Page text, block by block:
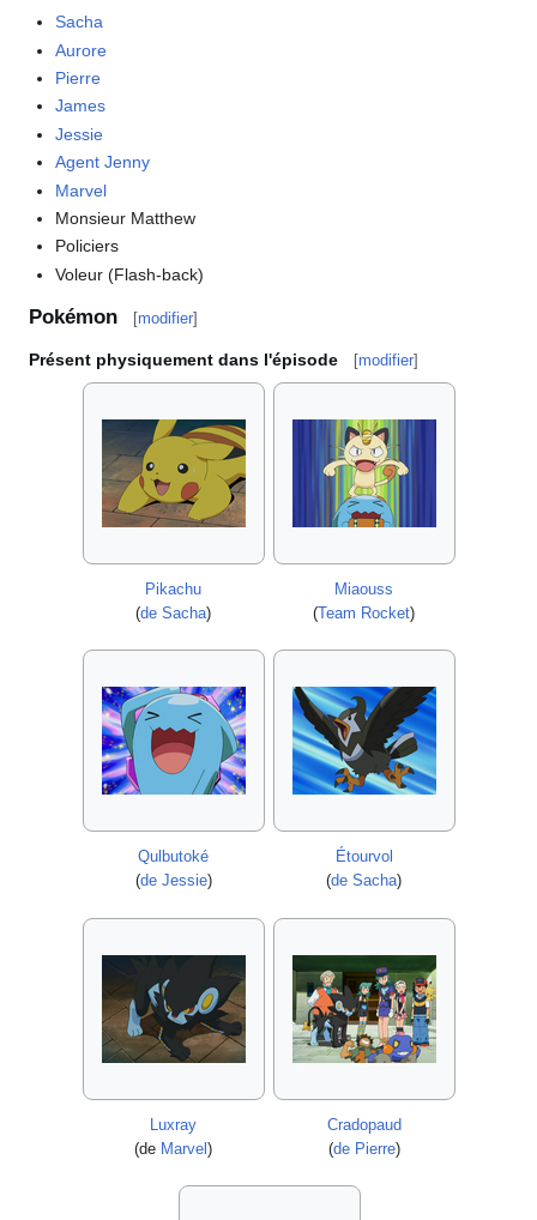
Sacha
Aurore
Pierre
James
Jessie
Agent Jenny
Marvel
Monsieur Matthew
Policiers
Voleur (Flash-back)
Pokémon [modifier]
Présent physiquement dans l'épisode [modifier]
Pikachu
(de Sacha)
Miaouss
(Team Rocket)
Qulbutoké
(de Jessie)
Étourvol
(de Sacha)
Luxray
(de Marvel )
Cradopaud
(de Pierre)